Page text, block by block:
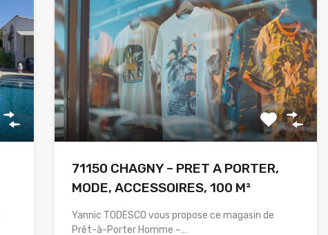
71150 CHAGNY – PRET A PORTER,
MODE, ACCESSOIRES, 100 M²
Yannic TODESCO vous propose ce magasin de
Prêt-à-Porter Homme –…